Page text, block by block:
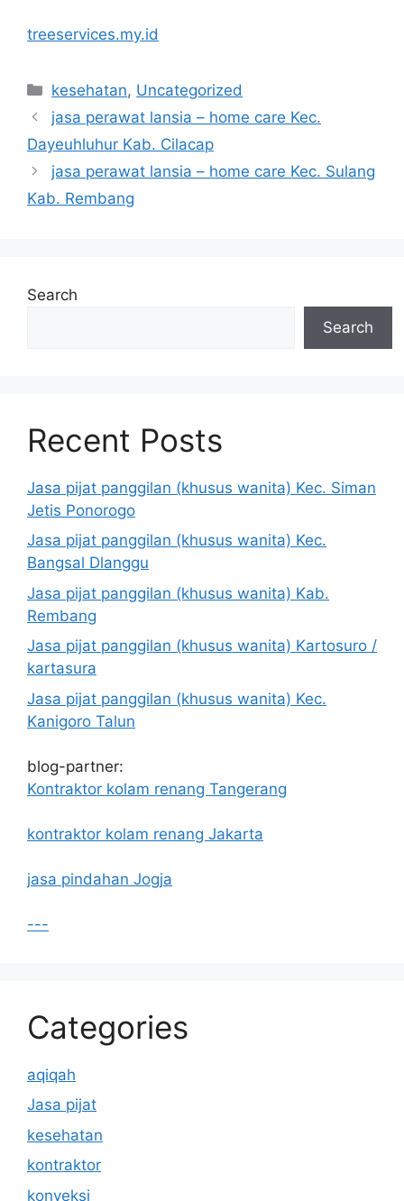
treeservices.my.id
Categories
kesehatan, Uncategorized
jasa perawat lansia – home care Kec.
Dayeuhluhur Kab. Cilacap
jasa perawat lansia – home care Kec. Sulang
Kab. Rembang
Search
Search
Recent Posts
Jasa pijat panggilan (khusus wanita) Kec. Siman
Jetis Ponorogo
Jasa pijat panggilan (khusus wanita) Kec.
Bangsal Dlanggu
Jasa pijat panggilan (khusus wanita) Kab.
Rembang
Jasa pijat panggilan (khusus wanita) Kartosuro /
kartasura
Jasa pijat panggilan (khusus wanita) Kec.
Kanigoro Talun
blog-partner:
Kontraktor kolam renang Tangerang
kontraktor kolam renang Jakarta
jasa pindahan Jogja
---
Categories
aqiqah
Jasa pijat
kesehatan
kontraktor
konveksi